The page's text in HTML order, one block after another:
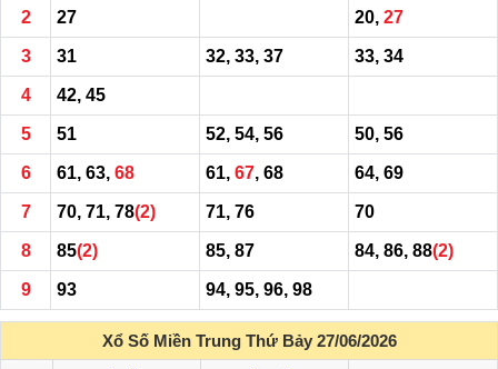
2 27 20, 27
3 31 32, 33, 37 33, 34
4 42, 45
5 51 52, 54, 56 50, 56
6 61, 63, 68 61, 67, 68 64, 69
7 70, 71, 78(2) 71, 76 70
8 85(2) 85, 87 84, 86, 88(2)
9 93 94, 95, 96, 98
Xổ Số Miền Trung Thứ Bảy 27/06/2026